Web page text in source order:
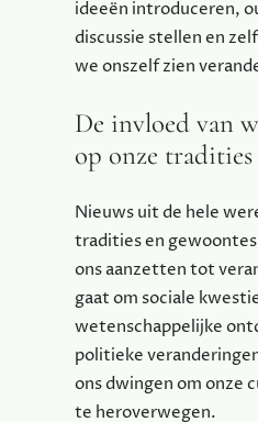
ideeën introduceren,
discussie stellen en
we onszelf zien
De invloed van
op onze tradities
Nieuws uit de hele
tradities en
ons aanzetten tot
gaat om sociale
wetenschappelijke
politieke
ons dwingen om onze
te heroverwegen.